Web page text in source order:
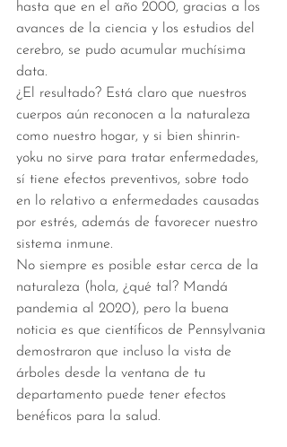
hasta que en el año 2000, gracias a los
avances de la ciencia y los estudios del
cerebro, se pudo acumular muchísima
data.
¿El resultado? Está claro que nuestros
cuerpos aún reconocen a la naturaleza
como nuestro hogar, y si bien shinrin-
yoku no sirve para tratar enfermedades,
sí tiene efectos preventivos, sobre todo
en lo relativo a enfermedades causadas
por estrés, además de favorecer nuestro
sistema inmune.
No siempre es posible estar cerca de la
naturaleza (hola, ¿qué tal? Mandá
pandemia al 2020), pero la buena
noticia es que científicos de Pennsylvania
demostraron que incluso la vista de
árboles desde la ventana de tu
departamento puede tener efectos
benéficos para la salud.